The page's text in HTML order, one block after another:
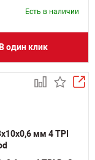
Есть в наличии
В один клик